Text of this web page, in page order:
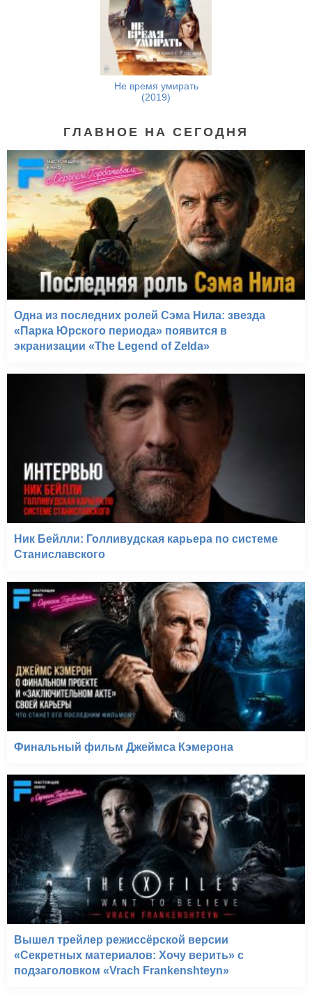
Не время умирать
(2019)
ГЛАВНОЕ НА СЕГОДНЯ
Одна из последних ролей Сэма Нила: звезда
«Парка Юрского периода» появится в
экранизации «The Legend of Zelda»
Ник Бейлли: Голливудская карьера по системе
Станиславского
Финальный фильм Джеймса Кэмерона
Вышел трейлер режиссёрской версии
«Секретных материалов: Хочу верить» с
подзаголовком «Vrach Frankenshteyn»